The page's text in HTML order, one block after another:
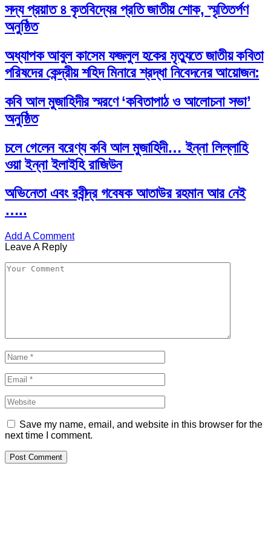
সদ্য প্রয়াত ৪ কৃতবিদ্যের প্রতি জাতীয় শোক, স্মৃতিতর্পণ
অনুষ্ঠিত
অধ্যাপক আবুল কাসেম ফজলুল হকের মৃত্যুতে জাতীয় কবিতা
পরিষদের কেন্দ্রীয় শহিদ মিনারে শ্রদ্ধা নিবেদনের আয়োজন:
কবি আল মুজাহিদীর স্মরণে ‘কবিতাপাঠ ও আলোচনা সভা’
অনুষ্ঠিত
চলে গেলেন বরেণ্য কবি আল মুজাহিদী… ইন্না লিল্লাহি
ওয়া ইন্না ইলাইহি রাজিউন
অভিনেতা এবং রবীন্দ্র গবেষক আতাউর রহমান আর নেই
…..
Add A Comment
Leave A Reply
Save my name, email, and website in this browser for the
next time I comment.